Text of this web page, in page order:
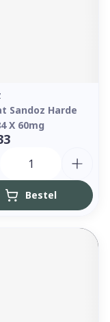
Sandoz Harde
X 60mg
Bestel